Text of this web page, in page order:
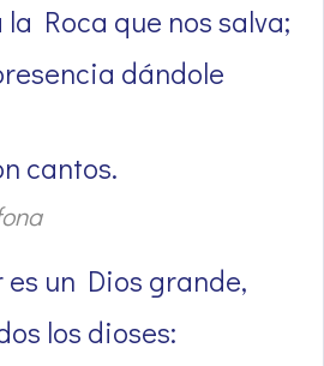
Roca que nos salva;
dándole
cantos.
es un Dios grande,
los dioses: